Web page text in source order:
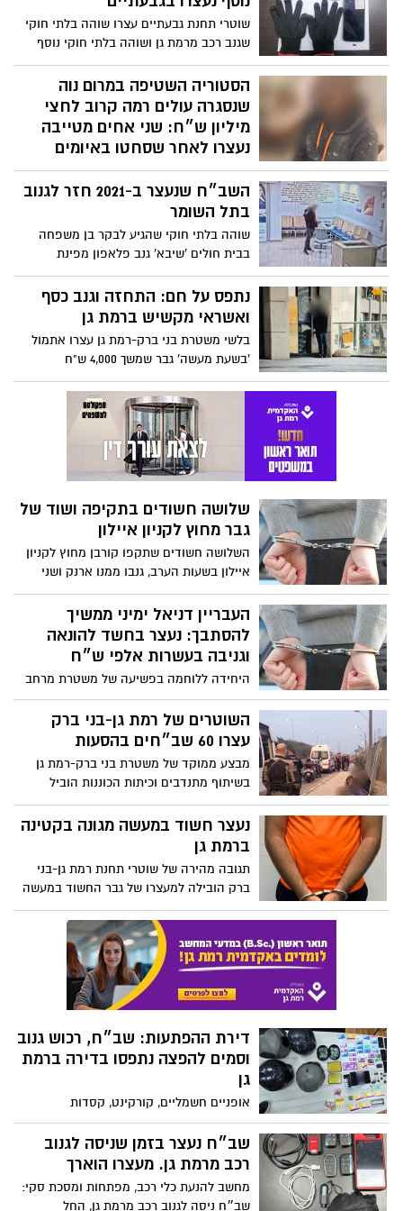
שמונה חודשים לאחר שרכש מהם רכב
שוהה בלתי חוקי שהגיע לבקר בן משפחה
בבית חולים 'שיבא' גנב פלאפון מפינת
נתפס על חם: התחזה וגנב כסף
ואשראי מקשיש ברמת גן
בלשי משטרת בני ברק-רמת גן עצרו אתמול
'בשעת מעשה' גבר שמשך 4,000 ש"ח
חשמל בפני קשיש וגנב מביתו ברמת גן את
ארנקו עם כרטיסי אשראי ו-5,000 ש"ח במזומן
שלושה חשודים בתקיפה ושוד של
גבר מחוץ לקניון איילון
השלושה חשודים שתקפו קורבן מחוץ לקניון
איילון בשעות הערב, גנבו ממנו ארנק ושני
העבריין דניאל ימיני ממשיך
להסתבך: נעצר בחשד להונאה
וגניבה בעשרות אלפי ש״ח
היחידה ללוחמה בפשיעה של משטרת מרחב
דן עצרה גבר מוכר למשטרה מרמת גן בחשד
לקבלת דבר במירמה, גניבה וזיוף מחמישה
קורבנות באלפי ש"ח; החקירה הסתיימה
והוגשה הצהרת תובע
השוטרים של רמת גן-בני ברק
עצרו 60 שב״חים בהסעות
מבצע ממוקד של משטרת בני ברק-רמת גן
בשיתוף מתנדבים וכיתות הכוננות הוביל
נעצרו
נעצר חשוד במעשה מגונה בקטינה
ברמת גן
תגובה מהירה של שוטרי תחנת רמת גן-בני
ברק הובילה למעצרו של גבר החשוד במעשה
דירת ההפתעות: שב״ח, רכוש גנוב
וסמים להפצה נתפסו בדירה ברמת
גן
אופניים חשמליים, קורקינט, קסדות
ובלשי היחידה ללוחמה בפשיעה של משטרת
מרחב דן עצרו שישה חשודים בדירה במתחם
הבורסה
שב״ח נעצר בזמן שניסה לגנוב
רכב מרמת גן. מעצרו הוארך
מחשב להנעת כלי רכב, מפתחות ומסכת סקי:
שב״ח ניסה לגנוב רכב מרמת גן, החל
בהמלטות רגלית ונעצר ע"י שוטרי סיור
עסקת הסמים נתפסה בלייב:
ברכבו של החשוד נתפסו סמים
בכמות גבוהה
ברכבו של נהג ברמת גן נתפסו חומרים
מחולקים לשקיות וקופסאות רבות יחד עם
סיגריות אלקטרוניות עם חומר החשוד כסם
מסוג קנאביס- שוטרי ופקחי יחידת השיטור
העירוני ברמת גן של משטרת מרחב דן עצרו
נעצר כשהתחבא מאחורי ארון
בגדים: נעצר אחד המתפרעים
בהתפרעות בר״ג בשבוע שעבר
משטרת מרחב דן ותחנת בני ברק-רמת גן